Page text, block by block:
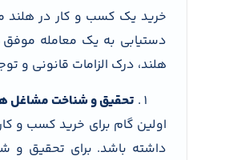
خرید یک کسب و کار در هلند
دستیابی به یک معامله
هلند، درک الزامات قانونی و
تحقیق و شناخت مشاغل
اولین گام برای خرید کسب و
داشته باشد. برای تحقیق و